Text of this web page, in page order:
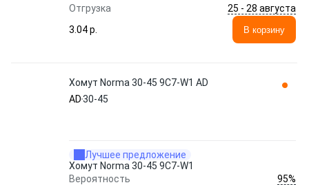
Отгрузка
25 - 28 августа
3.04 p.
В корзину
Хомут Norma 30-45 9C7-W1 AD
AD30-45
Лучшее предложение
Хомут Norma 30-45 9C7-W1
Вероятность
95%